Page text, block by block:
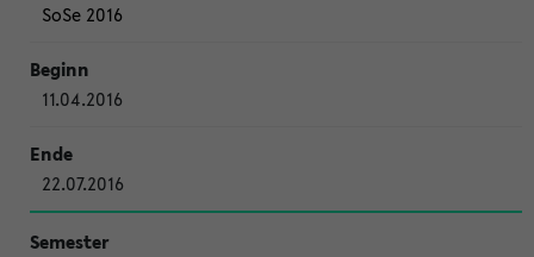
SoSe 2016
11.04.2016
22.07.2016